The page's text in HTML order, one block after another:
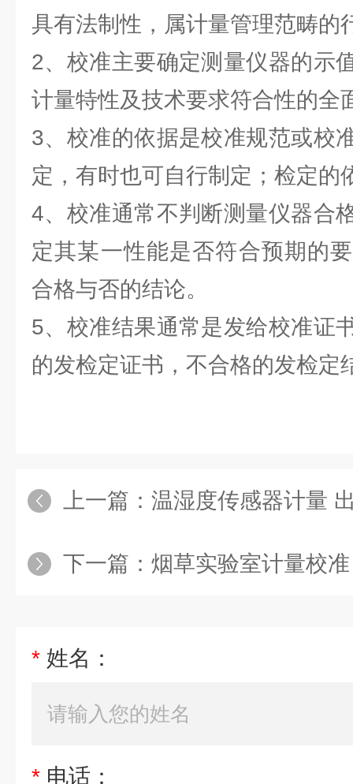
具有法制性，属计量管理范畴的
2、校准主要确定测量仪器的示
计量特性及技术要求符合性的全
3、校准的依据是校准规范或校
定，有时也可自行制定；检定的
4、校准通常不判断测量仪器合
定其某一性能是否符合预期的
合格与否的结论。
5、校准结果通常是发给校准证
的发检定证书，不合格的发检定
上一篇： 温湿度传感器计量
下一篇： 烟草实验室计量校
* 姓名：
* 电话：